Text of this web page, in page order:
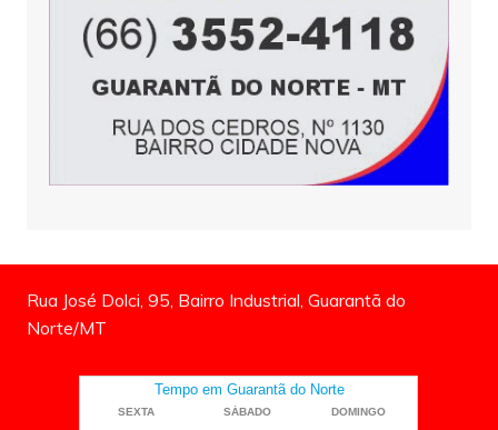
Rua José Dolci, 95, Bairro Industrial, Guarantã do
Norte/MT